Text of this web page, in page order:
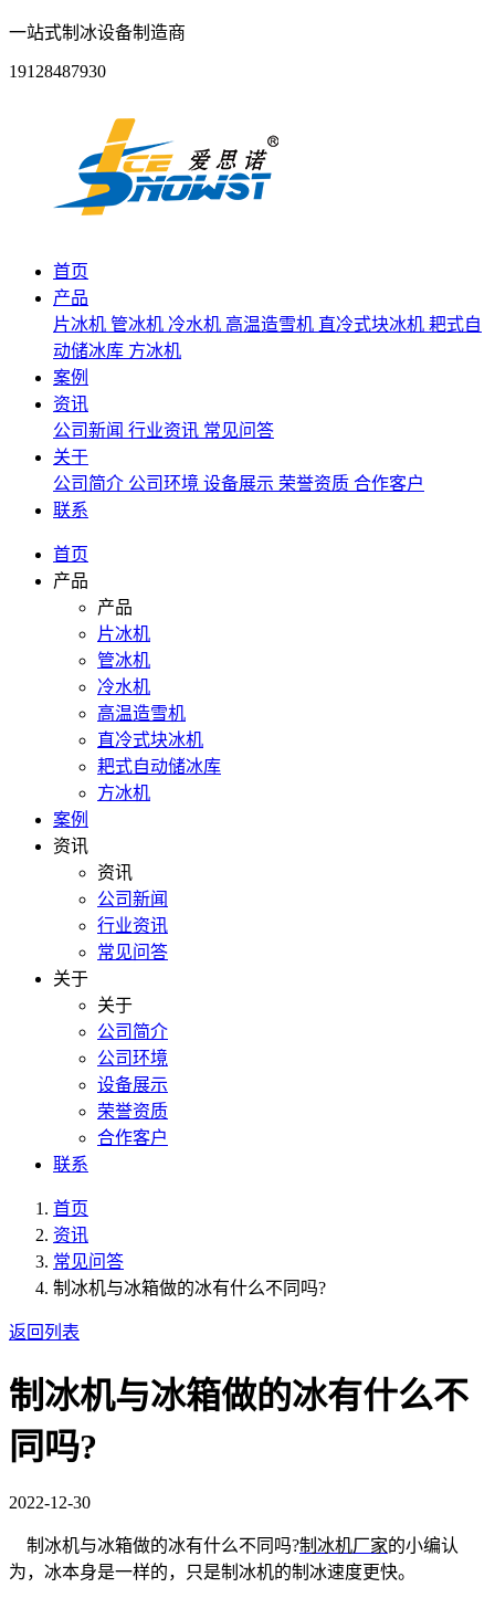
一站式制冰设备制造商
19128487930
首页
产品
片冰机 管冰机 冷水机 高温造雪机 直冷式块冰机 耙式自
动储冰库 方冰机
案例
资讯
公司新闻 行业资讯 常见问答
关于
公司简介 公司环境 设备展示 荣誉资质 合作客户
联系
首页
产品
产品
片冰机
管冰机
冷水机
高温造雪机
直冷式块冰机
耙式自动储冰库
方冰机
案例
资讯
资讯
公司新闻
行业资讯
常见问答
关于
关于
公司简介
公司环境
设备展示
荣誉资质
合作客户
联系
首页
资讯
常见问答
制冰机与冰箱做的冰有什么不同吗?
返回列表
制冰机与冰箱做的冰有什么不
同吗?
2022-12-30
制冰机与冰箱做的冰有什么不同吗?制 冰机厂家的小编认
为，冰本身是一样的，只是制冰机的制冰速度更快。